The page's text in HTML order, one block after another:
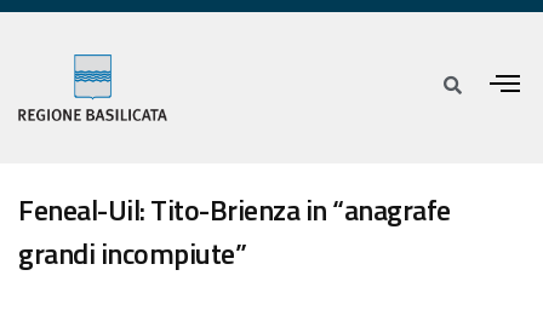
Feneal-Uil: Tito-Brienza in “anagrafe
grandi incompiute”